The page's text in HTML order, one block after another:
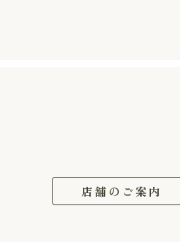
店舗のご案内